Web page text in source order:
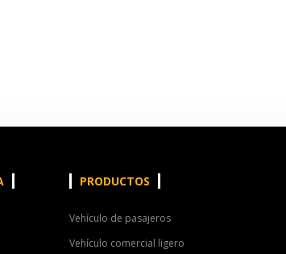
PRODUCTOS
Vehículo de pasajeros
Vehículo comercial ligero